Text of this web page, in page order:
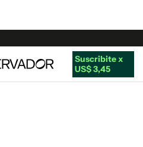
Suscribite x
US$ 3,45